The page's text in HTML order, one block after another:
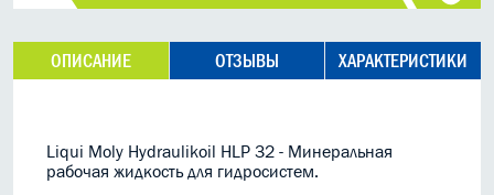
ОПИСАНИЕ ОТЗЫВЫ ХАРАКТЕРИСТИКИ
Liqui Moly Hydraulikoil HLP 32 - Минеральная
рабочая жидкость для гидросистем.